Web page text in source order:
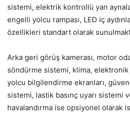
sistemi, elektrik kontrollü yan
engelli yolcu rampası, LED iç
özellikleri standart olarak
Arka geri görüş kamerası, motor
söndürme sistemi, klima,
yolcu bilgilendirme ekranları,
sistemi, lastik basınç uyarı sistemi
havalandırma ise opsiyonel olarak